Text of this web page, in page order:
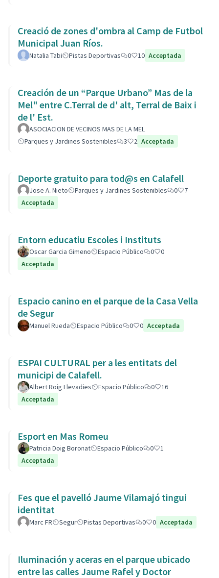
Creació de zones d'ombra al Camp de Futbol
Municipal Juan Ríos.
Natalia Tabi Pistas Deportivas 0 10 Acceptada
Creación de un “Parque Urbano” Mas de la
Mel" entre C.Terral de d' alt, Terral de Baix i
de l' Est.
ASOCIACION DE VECINOS MAS DE LA MEL
Parques y Jardines Sostenibles
3 2 Acceptada
Deporte gratuito para tod@s en Calafell
Jose A. Nieto Parques y Jardines Sostenibles 0
7
Acceptada
Entorn educatiu Escoles i Instituts
Oscar Garcia Gimeno Espacio Público 0
0
Acceptada
Espacio canino en el parque de la Casa Vella
de Segur
Manuel Rueda Espacio Público 0 0 Acceptada
ESPAI CULTURAL per a les entitats del
municipi de Calafell.
Albert Roig Llevadies Espacio Público 0
16
Acceptada
Esport en Mas Romeu
Patricia Doig Boronat Espacio Público 0
1
Acceptada
Fes que el pavelló Jaume Vilamajó tingui
identitat
Marc FR Segur Pistas Deportivas 0 0 Acceptada
Iluminación y aceras en el parque ubicado
entre las calles Jaume Rafel y Doctor